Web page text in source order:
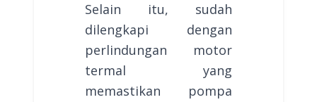
Selain itu, sudah
dilengkapi dengan
perlindungan motor
termal yang
memastikan pompa